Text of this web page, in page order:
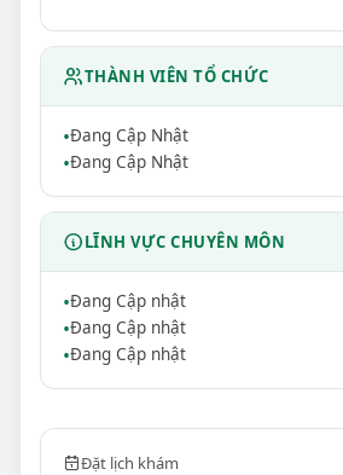
THÀNH VIÊN TỔ CHỨC
Đang Cập Nhật
Đang Cập Nhật
LĨNH VỰC CHUYÊN MÔN
Đang Cập nhật
Đang Cập nhật
Đang Cập nhật
Đặt lịch khám